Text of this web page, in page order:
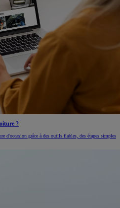
?
d'occasion grâce à des outils fiables, des étapes simples